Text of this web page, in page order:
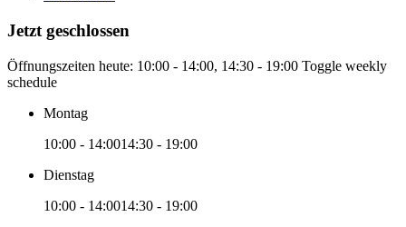
Jetzt geschlossen
Öffnungszeiten heute: 10:00 - 14:00, 14:30 - 19:00 Toggle weekly
schedule
Montag
10:00 - 14:0014:30 - 19:00
Dienstag
10:00 - 14:0014:30 - 19:00